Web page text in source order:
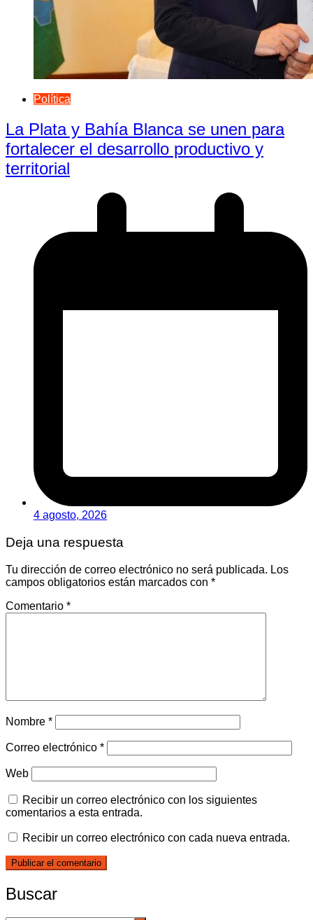
Política
La Plata y Bahía Blanca se unen para
fortalecer el desarrollo productivo y
territorial
4 agosto, 2026
Deja una respuesta
Tu dirección de correo electrónico no será publicada. Los
campos obligatorios están marcados con *
Comentario *
Nombre *
Correo electrónico *
Web
Recibir un correo electrónico con los siguientes
comentarios a esta entrada.
Recibir un correo electrónico con cada nueva entrada.
Buscar